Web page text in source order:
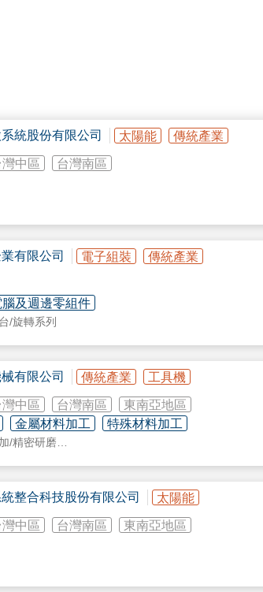
統股份有限公司 太陽能 傳統產業
灣中區
台灣南區
有限公司 電子組裝 傳統產業
腦及週邊零組件
/旋轉系列
有限公司 傳統產業 工具機
灣中區 台灣南區
東南亞地區
金屬材料加工 特殊材料加工
/精密研磨
蒞臨東昱參觀
磨、錐度研磨
磨、平面研磨
工
高精密度量測儀器
整合科技股份有限公司 太陽能
灣中區 台灣南區
東南亞地區